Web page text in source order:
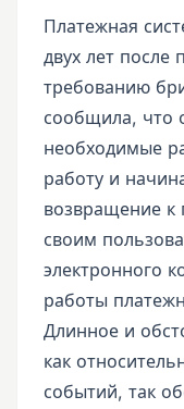
Платежная
двух лет
требованию
сообщила, что
необходимые
работу и
возвращение к
своим
электронного
работы
Длинное и
как
событий, так